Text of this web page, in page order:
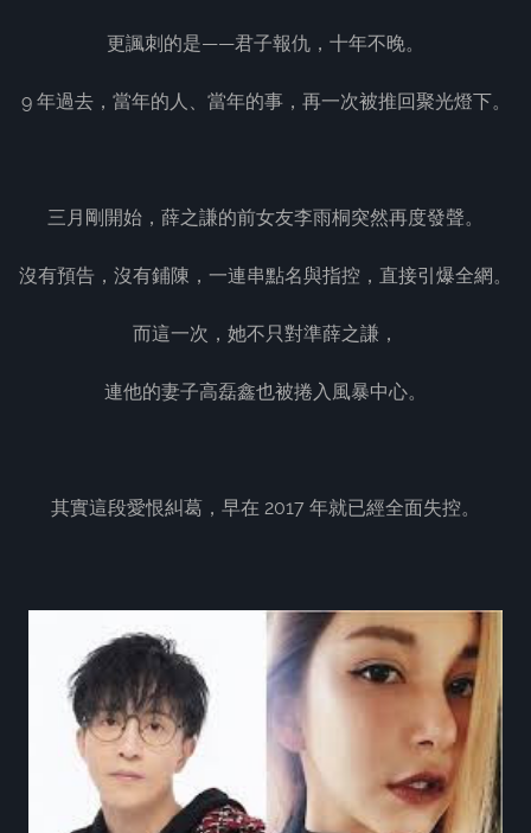
更諷刺的是——君子報仇，十年不晚。
9 年過去，當年的人、當年的事，再一次被推回聚光燈下。
三月剛開始，薛之謙的前女友李雨桐突然再度發聲。
沒有預告，沒有鋪陳，一連串點名與指控，直接引爆全網。
而這一次，她不只對準薛之謙，
連他的妻子高磊鑫也被捲入風暴中心。
其實這段愛恨糾葛，早在 2017 年就已經全面失控。